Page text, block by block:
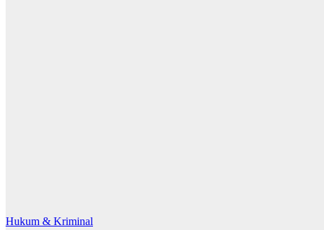
Hukum & Kriminal